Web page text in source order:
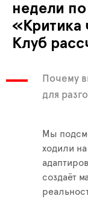
недели
«Критика
Клуб
Почему
для
Мы
ходили
создаёт